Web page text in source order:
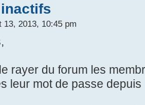
13, 2013, 10:45 pm
rayer du forum les
leur mot de passe depuis